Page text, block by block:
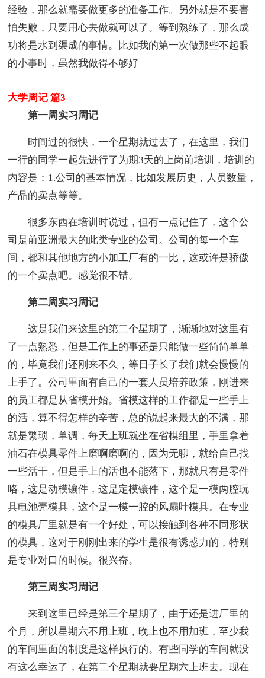
经验，那么就需要做更多的准备工作。另外就是不要害
怕失败，只要用心去做就可以了。等到熟练了，那么成
功将是水到渠成的事情。比如我的第一次做那些不起眼
的小事时，虽然我做得不够好
大学周记 篇3
第一周实习周记
时间过的很快，一个星期就过去了，在这里，我们
一行的同学一起先进行了为期3天的上岗前培训，培训的
内容是：1.公司的基本情况，比如发展历史，人员数量，
产品的卖点等等。
很多东西在培训时说过，但有一点记住了，这个公
司是前亚洲最大的此类专业的公司。公司的每一个车
间，都和其他地方的小加工厂有的一比，这或许是骄傲
的一个卖点吧。感觉很不错。
第二周实习周记
这是我们来这里的第二个星期了，渐渐地对这里有
了一点熟悉，但是工作上的事还是只能做一些简简单单
的，毕竟我们还刚来不久，等日子长了我们就会慢慢的
上手了。公司里面有自己的一套人员培养政策，刚进来
的员工都是从省模开始。省模这样的工作都是一些手上
的活，算不得怎样的辛苦，总的说起来最大的不满，那
就是繁琐，单调，每天上班就坐在省模组里，手里拿着
油石在模具零件上磨啊磨啊的，因为无聊，就给自己找
一些活干，但是手上的活也不能落下，那就只有是零件
咯，这是动模镶件，这是定模镶件，这个是一模两腔玩
具电池壳模具，这个是一模一腔的风扇叶模具。在专业
的模具厂里就是有一个好处，可以接触到各种不同形状
的模具，这对于刚刚出来的学生是很有诱惑力的，特别
是专业对口的时候。很兴奋。
第三周实习周记
来到这里已经是第三个星期了，由于还是进厂里的
个月，所以星期六不用上班，晚上也不用加班，至少我
的车间里面的制度是这样执行的。有些同学的车间就没
有这么幸运了，在第二个星期就要星期六上班去。现在